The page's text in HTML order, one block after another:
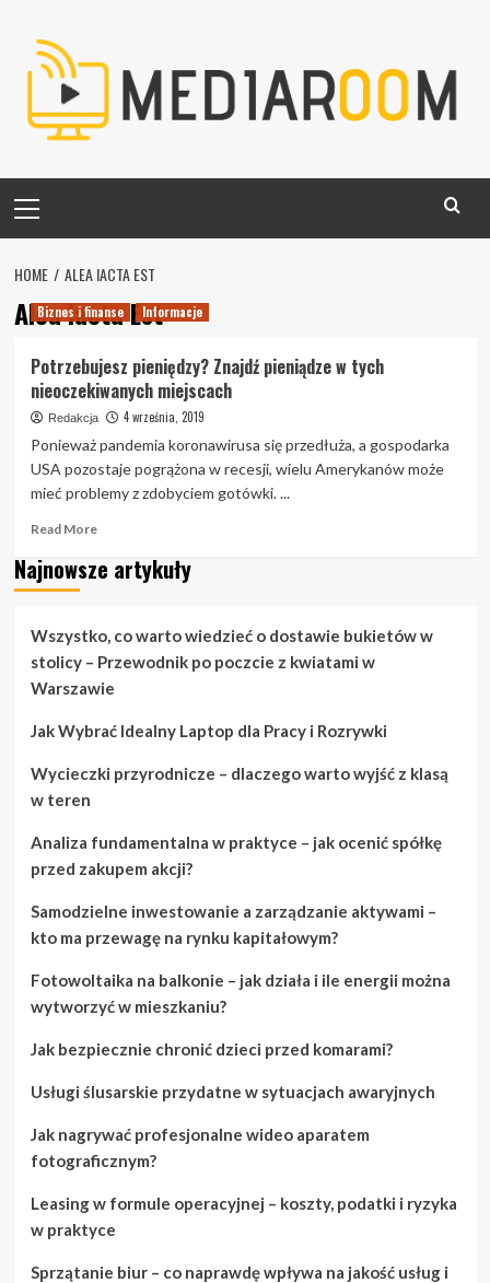
content
Menu
HOME ALEA IACTA EST
Alea Iacta Est
Biznes i finanse Informacje
Potrzebujesz pieniędzy? Znajdź pieniądze w tych
nieoczekiwanych miejscach
Redakcja 4 września, 2019
Ponieważ pandemia koronawirusa się przedłuża, a gospodarka
USA pozostaje pogrążona w recesji, wielu Amerykanów może
mieć problemy z zdobyciem gotówki. ...
Read MoreRead
about
Potrzebujesz
pieniądze
w
tych
miejscach
Najnowsze artykuły
Wszystko, co warto wiedzieć o dostawie bukietów w
stolicy – Przewodnik po poczcie z kwiatami w
Warszawie
Jak Wybrać Idealny Laptop dla Pracy i Rozrywki
Wycieczki przyrodnicze – dlaczego warto wyjść z klasą
w teren
Analiza fundamentalna w praktyce – jak ocenić spółkę
przed zakupem akcji?
Samodzielne inwestowanie a zarządzanie aktywami –
kto ma przewagę na rynku kapitałowym?
Fotowoltaika na balkonie – jak działa i ile energii można
wytworzyć w mieszkaniu?
Jak bezpiecznie chronić dzieci przed komarami?
Usługi ślusarskie przydatne w sytuacjach awaryjnych
Jak nagrywać profesjonalne wideo aparatem
fotograficznym?
Leasing w formule operacyjnej – koszty, podatki i ryzyka
w praktyce
Sprzątanie biur – co naprawdę wpływa na jakość usług i